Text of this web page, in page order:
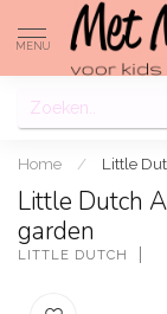
MENU
Home / Little
Little Dutch
garden
LITTLE DUTCH